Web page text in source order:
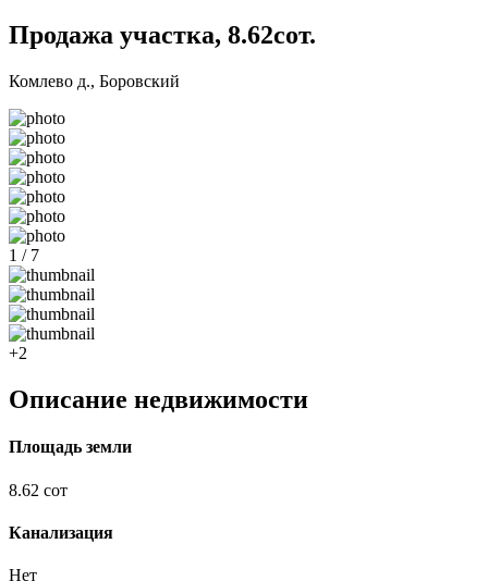
Продажа участка, 8.62сот.
Комлево д., Боровский
1 / 7
+2
Описание недвижимости
Площадь земли
8.62 сот
Канализация
Нет